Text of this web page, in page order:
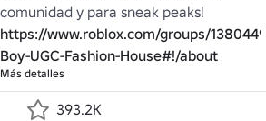
https://www.roblox.com/groups/
Boy-UGC-Fashion-House#!/about
Más detalles
393.2K